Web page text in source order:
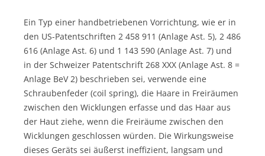
Ein Typ einer handbetriebenen Vorrichtung, wie er in
den US-Patentschriften 2 458 911 (Anlage Ast. 5), 2 486
616 (Anlage Ast. 6) und 1 143 590 (Anlage Ast. 7) und
in der Schweizer Patentschrift 268 XXX (Anlage Ast. 8 =
Anlage BeV 2) beschrieben sei, verwende eine
Schraubenfeder (coil spring), die Haare in Freiräumen
zwischen den Wicklungen erfasse und das Haar aus
der Haut ziehe, wenn die Freiräume zwischen den
Wicklungen geschlossen würden. Die Wirkungsweise
dieses Geräts sei äußerst ineffizient, langsam und